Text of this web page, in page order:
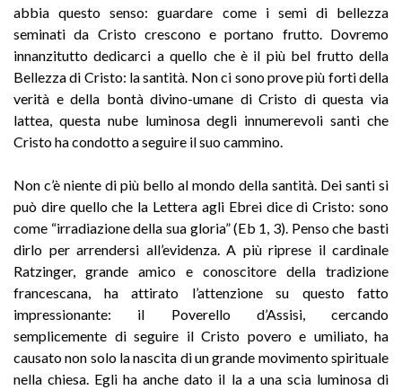
abbia questo senso: guardare come i semi di bellezza
seminati da Cristo crescono e portano frutto. Dovremo
innanzitutto dedicarci a quello che è il più bel frutto della
Bellezza di Cristo: la santità. Non ci sono prove più forti della
verità e della bontà divino-umane di Cristo di questa via
lattea, questa nube luminosa degli innumerevoli santi che
Cristo ha condotto a seguire il suo cammino.
Non c’è niente di più bello al mondo della santità. Dei santi si
può dire quello che la Lettera agli Ebrei dice di Cristo: sono
come “irradiazione della sua gloria” (Eb 1, 3). Penso che basti
dirlo per arrendersi all’evidenza. A più riprese il cardinale
Ratzinger, grande amico e conoscitore della tradizione
francescana, ha attirato l’attenzione su questo fatto
impressionante: il Poverello d’Assisi, cercando
semplicemente di seguire il Cristo povero e umiliato, ha
causato non solo la nascita di un grande movimento spirituale
nella chiesa. Egli ha anche dato il la a una scia luminosa di